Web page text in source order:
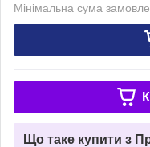
Мінімальна сума
Що таке купити з